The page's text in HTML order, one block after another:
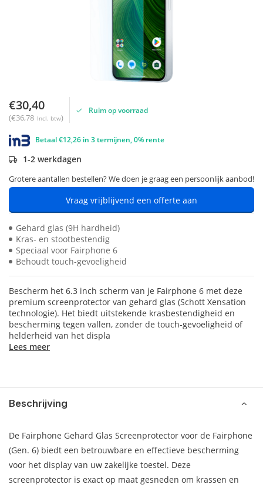
€30,40
(€36,78 Incl. btw)
Ruim op voorraad
Betaal €12,26 in 3 termijnen, 0% rente
1-2 werkdagen
Grotere aantallen bestellen? We doen je graag een persoonlijk aanbod!
Vraag vrijblijvend een offerte aan
Gehard glas (9H hardheid)
Kras- en stootbestendig
Speciaal voor Fairphone 6
Behoudt touch-gevoeligheid
Bescherm het 6.3 inch scherm van je Fairphone 6 met deze
premium screenprotector van gehard glas (Schott Xensation
technologie). Het biedt uitstekende krasbestendigheid en
bescherming tegen vallen, zonder de touch-gevoeligheid of
helderheid van het displa
Lees meer
Beschrijving
De Fairphone Gehard Glas Screenprotector voor de Fairphone
(Gen. 6) biedt een betrouwbare en effectieve bescherming
voor het display van uw zakelijke toestel. Deze
screenprotector is exact op maat gesneden om krassen en